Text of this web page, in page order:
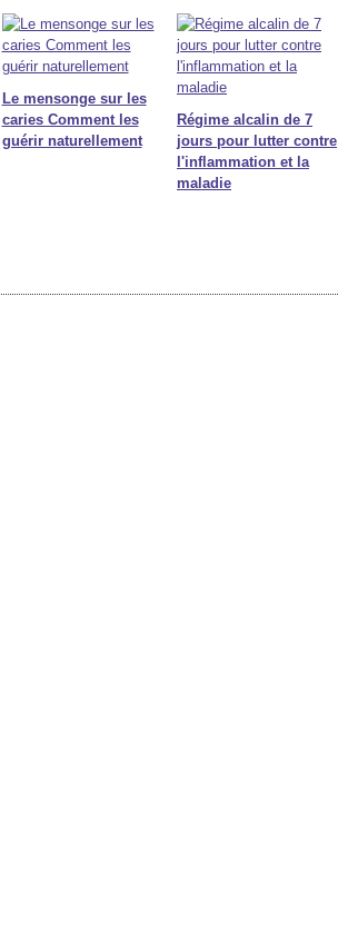
Le mensonge sur les
caries Comment les
guérir naturellement
Régime alcalin de 7
jours pour lutter contre
l'inflammation et la
maladie